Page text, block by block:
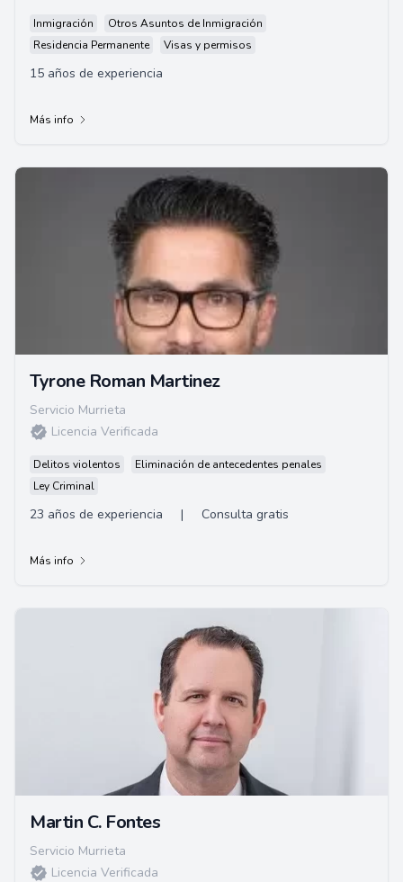
Inmigración
Otros Asuntos de Inmigración
Residencia Permanente
Visas y permisos
15 años de experiencia
Más info
Tyrone Roman Martinez
Servicio Murrieta
Licencia Verificada
Delitos violentos
Eliminación de antecedentes penales
Ley Criminal
23 años de experiencia | Consulta gratis
Más info
Martin C. Fontes
Servicio Murrieta
Licencia Verificada